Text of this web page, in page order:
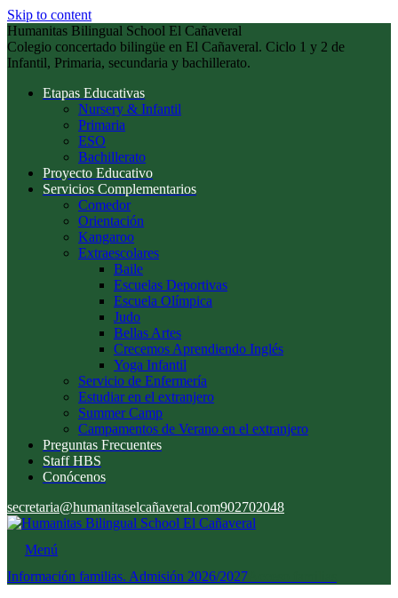
Skip to content
Humanitas Bilingual School El Cañaveral
Colegio concertado bilingüe en El Cañaveral. Ciclo 1 y 2 de
Infantil, Primaria, secundaria y bachillerato.
Etapas Educativas
Nursery & Infantil
Primaria
ESO
Bachillerato
Proyecto Educativo
Servicios Complementarios
Comedor
Orientación
Kangaroo
Extraescolares
Baile
Escuelas Deportivas
Escuela Olímpica
Judo
Bellas Artes
Crecemos Aprendiendo Inglés
Yoga Infantil
Servicio de Enfermería
Estudiar en el extranjero
Summer Camp
Campamentos de Verano en el extranjero
Preguntas Frecuentes
Staff HBS
Conócenos
secretaria@humanitaselcañaveral.com902702048
Menú
Información familias. Admisión 2026/2027